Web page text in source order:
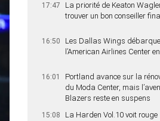
17:47
La priorité de Keaton
trouver un bon conseiller
16:50
Les Dallas Wings
l’American Airlines Center
16:01
Portland avance sur la
du Moda Center, mais
Blazers reste en suspens
15:08 La Harden Vol.10 voit rouge